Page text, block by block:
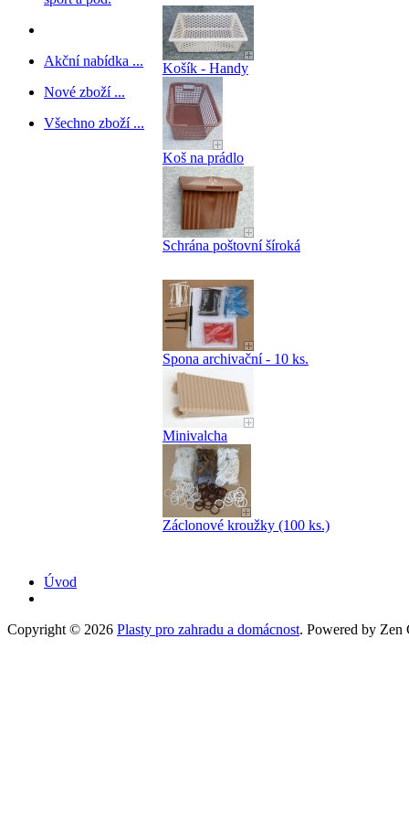
Akční nabídka ...
Nové zboží ...
Všechno zboží ...
Košík - Handy
Koš na prádlo
Schrána poštovní šíroká
Spona archivační - 10 ks.
Minivalcha
Záclonové kroužky (100 ks.)
Úvod
Copyright © 2026 Plasty pro zahradu a domácnost. Powered by Zen